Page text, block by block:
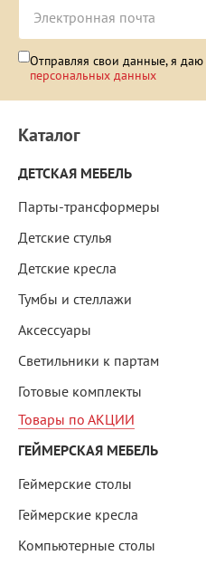
Отправляя свои данные, я даю
персональных данных
Каталог
ДЕТСКАЯ МЕБЕЛЬ
Парты-трансформеры
Детские стулья
Детские кресла
Тумбы и стеллажи
Аксессуары
Светильники к партам
Готовые комплекты
Товары по АКЦИИ
ГЕЙМЕРСКАЯ МЕБЕЛЬ
Геймерские столы
Геймерские кресла
Компьютерные столы